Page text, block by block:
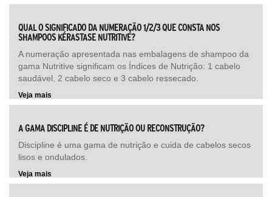
QUAL O SIGNIFICADO DA NUMERAÇÃO 1/2/3 QUE CONSTA NOS
SHAMPOOS KÉRASTASE NUTRITIVE?
A numeração apresentada nas embalagens de shampoo da
gama Nutritive significam os Índices de Nutrição: 1 cabelo
saudável, 2 cabelo seco e 3 cabelo ressecado.
Veja mais
A GAMA DISCIPLINE É DE NUTRIÇÃO OU RECONSTRUÇÃO?
Discipline é uma gama de nutrição e cuida de cabelos secos
lisos e ondulados.
Veja mais